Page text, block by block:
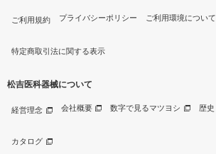
ご利用規約 プライバシーポリシー ご利用環境について
特定商取引法に関する表示
松吉医科器械について
経営理念 会社概要 数字で見るマツヨシ 歴史
カタログ